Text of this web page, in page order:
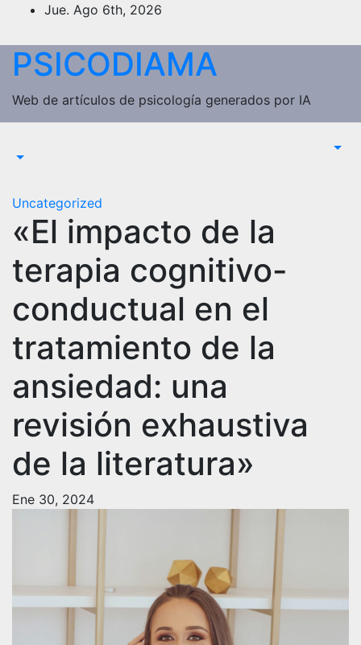
Saltar
contenido
Jue. Ago 6th, 2026
PSICODIAMA
Web de artículos de psicología generados por IA
Uncategorized
«El impacto de la
terapia cognitivo-
conductual en el
tratamiento de la
ansiedad: una
revisión exhaustiva
de la literatura»
Ene 30, 2024